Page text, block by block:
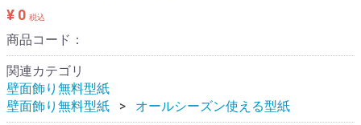
¥ 0 税込
商品コード：
関連カテゴリ
壁面飾り無料型紙
壁面飾り無料型紙
オールシーズン使える型紙